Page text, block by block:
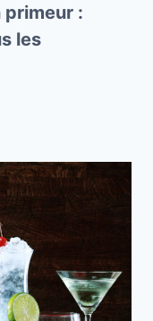
primeur :
les